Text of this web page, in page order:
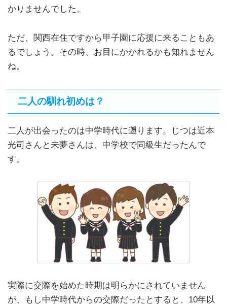
かりませんでした。
ただ、関西在住ですから甲子園に応援に来ることもあ
るでしょう。その時、お目にかかれるかも知れません
ね。
二人の馴れ初めは？
二人が出会ったのは中学時代に遡ります。じつは近本
光司さんと未夢さんは、中学校で同級生だったんで
す。
実際に交際を始めた時期は明らかにされていません
が、もし中学時代からの交際だったとすると、10年以